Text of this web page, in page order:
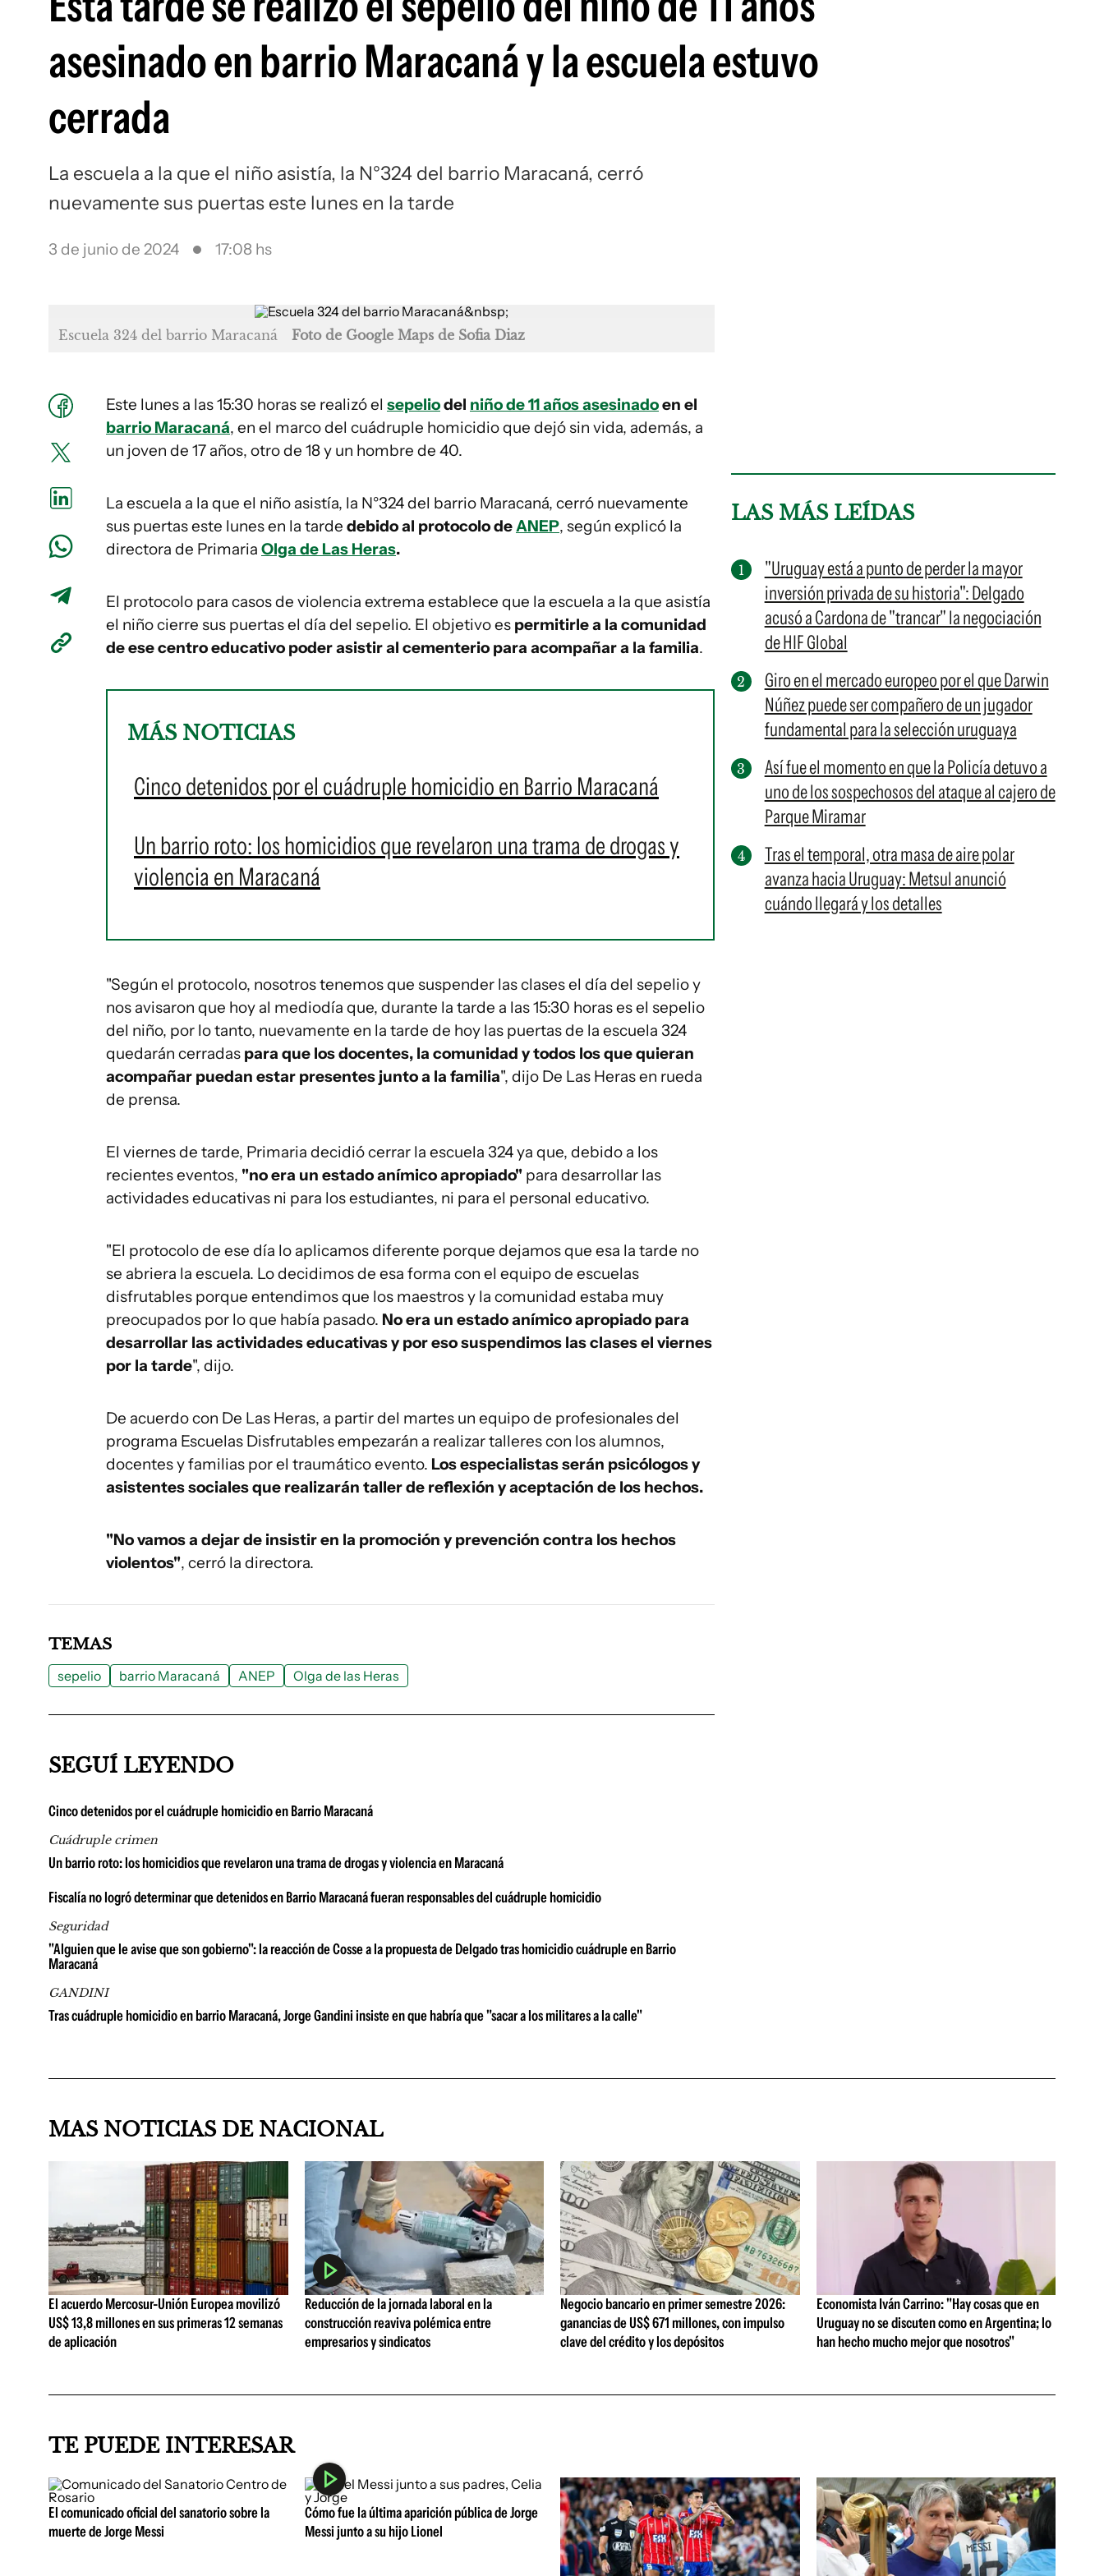
asesinado en barrio Maracaná y la escuela estuvo
cerrada
La escuela a la que el niño asistía, la N°324 del barrio Maracaná, cerró
nuevamente sus puertas este lunes en la tarde
3 de junio de 2024 17:08 hs
Escuela 324 del barrio Maracaná Foto de Google Maps de Sofia Diaz
Este lunes a las 15:30 horas se realizó el sepeliodel niño de 11 años asesinadoen el
barrio Maracaná, en el marco del cuádruple homicidio que dejó sin vida, además, a
un joven de 17 años, otro de 18 y un hombre de 40.
La escuela a la que el niño asistía, la N°324 del barrio Maracaná, cerró nuevamente
sus puertas este lunes en la tarde debido al protocolo deANEP, según explicó la
directora de Primaria Olga de Las Heras.
El protocolo para casos de violencia extrema establece que la escuela a la que asistía
el niño cierre sus puertas el día del sepelio. El objetivo es permitirle a la comunidad
de ese centro educativo poder asistir al cementerio para acompañar a la familia.
MÁS NOTICIAS
Cinco detenidos por el cuádruple homicidio en Barrio Maracaná
Un barrio roto: los homicidios que revelaron una trama de drogas y
violencia en Maracaná
"Según el protocolo, nosotros tenemos que suspender las clases el día del sepelio y
nos avisaron que hoy al mediodía que, durante la tarde a las 15:30 horas es el sepelio
del niño, por lo tanto, nuevamente en la tarde de hoy las puertas de la escuela 324
quedarán cerradas para que los docentes, la comunidad y todos los que quieran
acompañar puedan estar presentes junto a la familia", dijo De Las Heras en rueda
de prensa.
El viernes de tarde, Primaria decidió cerrar la escuela 324 ya que, debido a los
recientes eventos, "no era un estado anímico apropiado" para desarrollar las
actividades educativas ni para los estudiantes, ni para el personal educativo.
"El protocolo de ese día lo aplicamos diferente porque dejamos que esa la tarde no
se abriera la escuela. Lo decidimos de esa forma con el equipo de escuelas
disfrutables porque entendimos que los maestros y la comunidad estaba muy
preocupados por lo que había pasado. No era un estado anímico apropiado para
desarrollar las actividades educativas y por eso suspendimos las clases el viernes
por la tarde", dijo.
De acuerdo con De Las Heras, a partir del martes un equipo de profesionales del
programa Escuelas Disfrutables empezarán a realizar talleres con los alumnos,
docentes y familias por el traumático evento. Los especialistas serán psicólogos y
asistentes sociales que realizarán taller de reflexión y aceptación de los hechos.
"No vamos a dejar de insistir en la promoción y prevención contra los hechos
violentos", cerró la directora.
LAS MÁS LEÍDAS
"Uruguay está a punto de perder la mayor
inversión privada de su historia": Delgado
acusó a Cardona de "trancar" la negociación
de HIF Global
Giro en el mercado europeo por el que Darwin
Núñez puede ser compañero de un jugador
fundamental para la selección uruguaya
Así fue el momento en que la Policía detuvo a
uno de los sospechosos del ataque al cajero de
Parque Miramar
Tras el temporal, otra masa de aire polar
avanza hacia Uruguay: Metsul anunció
cuándo llegará y los detalles
TEMAS
sepelio barrio Maracaná ANEP Olga de las Heras
SEGUÍ LEYENDO
Cinco detenidos por el cuádruple homicidio en Barrio Maracaná
Cuádruple crimen
Un barrio roto: los homicidios que revelaron una trama de drogas y violencia en Maracaná
Fiscalía no logró determinar que detenidos en Barrio Maracaná fueran responsables del cuádruple homicidio
Seguridad
"Alguien que le avise que son gobierno": la reacción de Cosse a la propuesta de Delgado tras homicidio cuádruple en Barrio
Maracaná
GANDINI
Tras cuádruple homicidio en barrio Maracaná, Jorge Gandini insiste en que habría que "sacar a los militares a la calle"
MAS NOTICIAS DE NACIONAL
El acuerdo Mercosur-Unión Europea movilizó
US$ 13,8 millones en sus primeras 12 semanas
de aplicación
Reducción de la jornada laboral en la
construcción reaviva polémica entre
empresarios y sindicatos
Negocio bancario en primer semestre 2026:
ganancias de US$ 671 millones, con impulso
clave del crédito y los depósitos
Economista Iván Carrino: "Hay cosas que en
Uruguay no se discuten como en Argentina; lo
han hecho mucho mejor que nosotros"
TE PUEDE INTERESAR
El comunicado oficial del sanatorio sobre la
muerte de Jorge Messi
Cómo fue la última aparición pública de Jorge
Messi junto a su hijo Lionel